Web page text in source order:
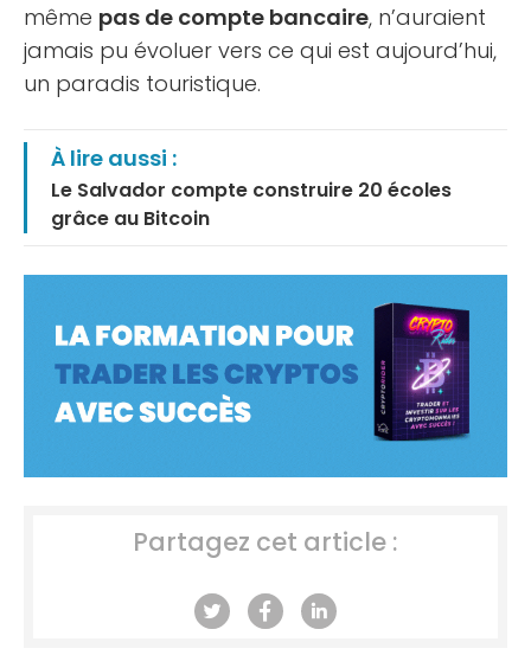
même pas de compte bancaire, n’auraient
jamais pu évoluer vers ce qui est aujourd’hui,
un paradis touristique.
À lire aussi :
Le Salvador compte construire 20 écoles
grâce au Bitcoin
Partagez cet article :